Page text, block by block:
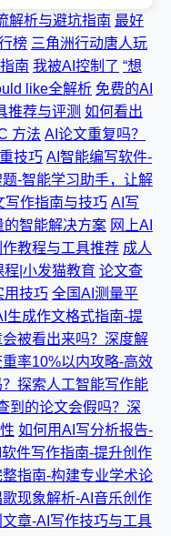
解析与避坑指南 最好
榜 三角洲行动唐人玩
南 我被AI控制了 “想
like全解析 免费的AI
推荐与评测 如何看出
方法 AI论文重复吗？
技巧 AI智能编写软件-
-智能学习助手，让解
写作指南与技巧 AI写
智能解决方案 网上AI
教程与工具推荐 成人
|小发猫教育 论文查
用技巧 全国AI测量平
生成作文格式指南-提
被看出来吗？深度解
率10%以内攻略-高效
探索人工智能写作能
到的论文会假吗？深
如何用AI写分析报告-
件写作指南-提升创作
指南-构建专业学术论
现象解析-AI音乐创作
章-AI写作技巧与工具